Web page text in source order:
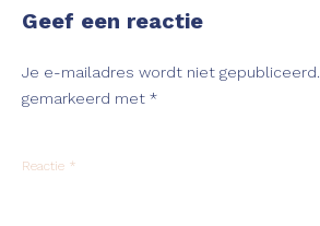
Geef een reactie
Je e-mailadres wordt niet gepubliceerd.
gemarkeerd met *
Reactie *